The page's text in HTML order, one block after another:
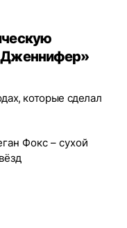
Дженнифер»
которые сделал